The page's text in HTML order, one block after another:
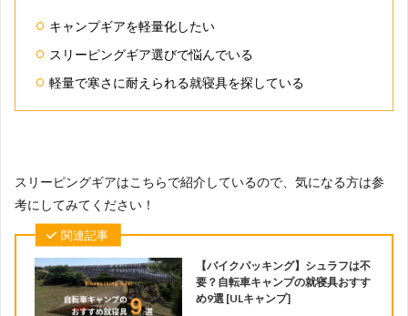
キャンプギアを軽量化したい
スリーピングギア選びで悩んでいる
軽量で寒さに耐えられる就寝具を探している
スリーピングギアはこちらで紹介しているので、気になる方は参
考にしてみてください！
関連記事
【バイクパッキング】シュラフは不
要？自転車キャンプの就寝具おすす
め9選 [ULキャンプ]